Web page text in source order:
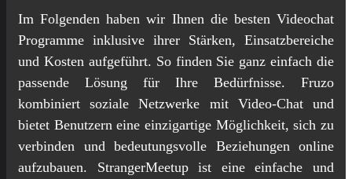
Im Folgenden haben wir Ihnen die besten Videochat
Programme inklusive ihrer Stärken, Einsatzbereiche
und Kosten aufgeführt. So finden Sie ganz einfach die
passende Lösung für Ihre Bedürfnisse. Fruzo
kombiniert soziale Netzwerke mit Video-Chat und
bietet Benutzern eine einzigartige Möglichkeit, sich zu
verbinden und bedeutungsvolle Beziehungen online
aufzubauen. StrangerMeetup ist eine einfache und